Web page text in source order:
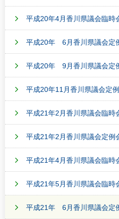
平成20年4月香川県議会臨
平成20年 6月香川県議会
平成20年 9月香川県議会
平成20年11月香川県議会定
平成21年2月香川県議会臨
平成21年2月香川県議会定
平成21年4月香川県議会臨
平成21年5月香川県議会臨
平成21年 6月香川県議会